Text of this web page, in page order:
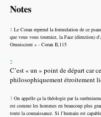
Notes
1 Le Coran reprend la formulation de ce
que vous vous tourniez, la Face (direction)
Omniscient » - Coran II,115
2
C’est « un » point de départ car
philosophiquement étroitement
3 On appelle ça la théologie par la
est comme les hommes en beaucoup plus
toute la connaissance. Si l’humain est